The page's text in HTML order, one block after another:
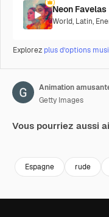
Neon Favelas
World, Latin,
Explorez plus d’options
Getty Images
Vous pourriez aussi
Espagne rude